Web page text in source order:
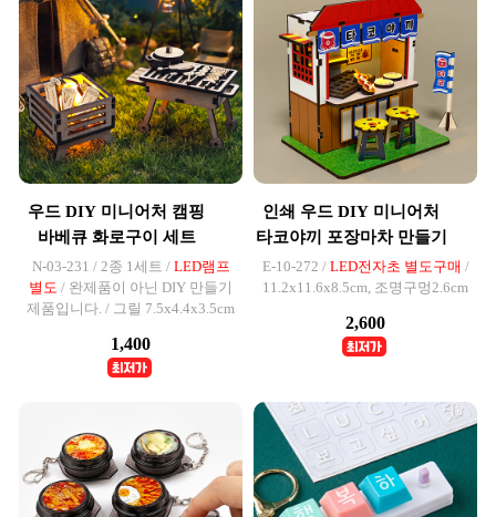
우드 DIY 미니어처 캠핑
바베큐 화로구이 세트
N-03-231 / 2종 1세트 / LED램프
별도 / 완제품이 아닌 DIY 만들기
제품입니다. / 그릴 7.5x4.4x3.5cm
1,400
인쇄 우드 DIY 미니어처
타코야끼 포장마차 만들기
E-10-272 / LED전자초 별도구매 /
11.2x11.6x8.5cm, 조명구멍2.6cm
2,600